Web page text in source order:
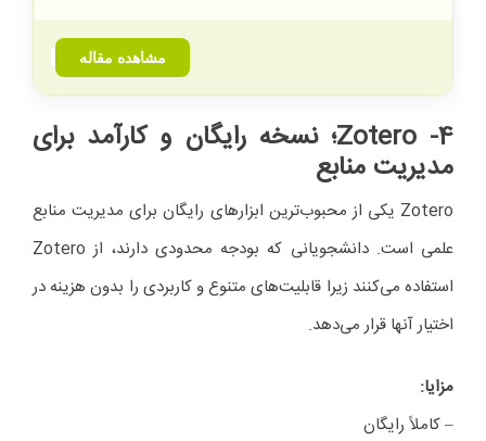
مشاهده مقاله
4- Zotero ؛ نسخه رایگان و کارآمد برای
مدیریت منابع
Zotero یکی از محبوب‌ترین ابزارهای رایگان برای مدیریت منابع
علمی است. دانشجویانی که بودجه محدودی دارند، از Zotero
استفاده می‌کنند زیرا قابلیت‌های متنوع و کاربردی را بدون هزینه در
اختیار آنها قرار می‌دهد.
مزایا:
– کاملاً رایگان